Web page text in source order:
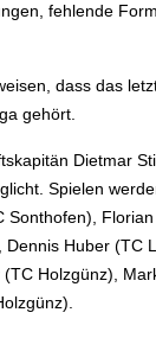
fehlende
dass das
gehört.
Dietmar
Spielen
Huber (TC
Holzgünz),